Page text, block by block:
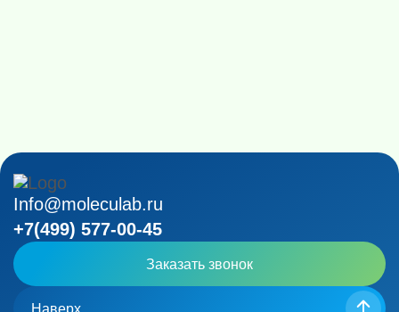
Info@moleculab.ru
+7(499) 577-00-45
Заказать звонок
Наверх